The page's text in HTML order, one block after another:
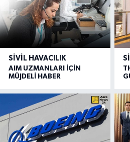
SIVIL HAVACILIK
AIM UZMANLARI İÇİN
MÜJDELİ HABER